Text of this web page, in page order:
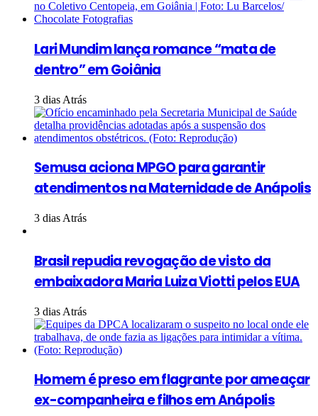
Lari Mundim lança romance “mata de
dentro” em Goiânia
3 dias Atrás
Semusa aciona MPGO para garantir
atendimentos na Maternidade de Anápolis
3 dias Atrás
Brasil repudia revogação de visto da
embaixadora Maria Luiza Viotti pelos EUA
3 dias Atrás
Homem é preso em flagrante por ameaçar
ex-companheira e filhos em Anápolis